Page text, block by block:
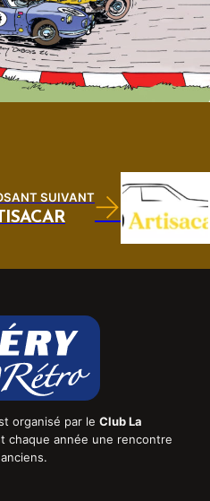
SUIVANT
organisé par le Club La
chaque année une rencontre